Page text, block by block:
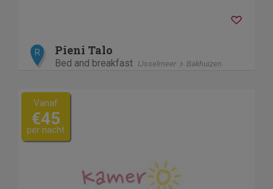
R Pieni Talo
Bed and breakfast IJsselmeer Bakhuizen
Vanaf
€45
per nacht